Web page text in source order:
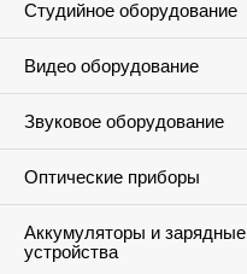
Студийное оборудование
Видео оборудование
Звуковое оборудование
Оптические приборы
Аккумуляторы и зарядные
устройства